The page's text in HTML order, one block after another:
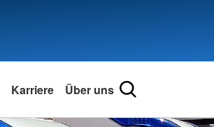
Karriere Über uns